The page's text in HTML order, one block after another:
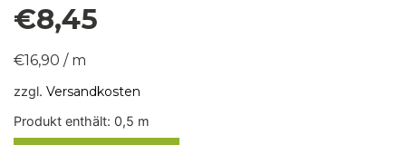
€8,45
€16,90 / m
zzgl. Versandkosten
Produkt enthält: 0,5 m